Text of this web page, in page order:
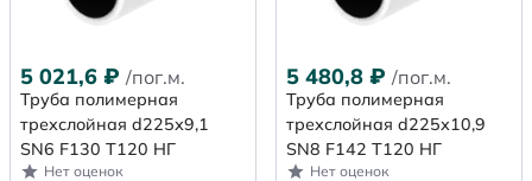
5 021,6 ₽ /пог.м.
Труба полимерная
трехслойная d225х9,1
SN6 F130 Т120 НГ
Нет оценок
5 480,8 ₽ /пог.м.
Труба полимерная
трехслойная d225х10,9
SN8 F142 Т120 НГ
Нет оценок